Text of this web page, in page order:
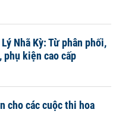
Nhã Kỳ: Từ phân phối,
kiện cao cấp
cho các cuộc thi hoa